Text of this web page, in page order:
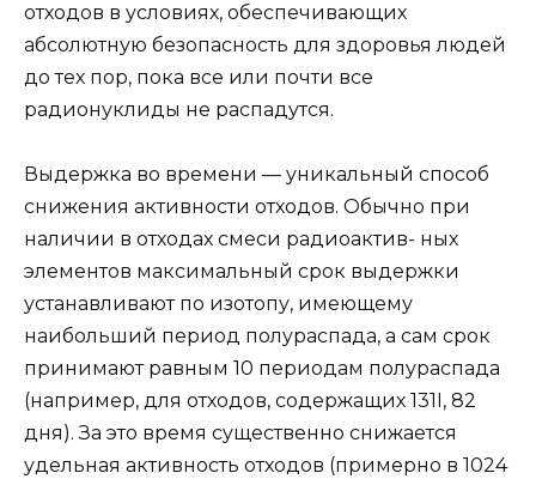
отходов в условиях, обеспечивающих
абсолютную безопасность для здоровья людей
до тех пор, пока все или почти все
радионуклиды не распадутся.
Выдержка во времени — уникальный способ
снижения активности отходов. Обычно при
наличии в отходах смеси радиоактив- ных
элементов максимальный срок выдержки
устанавливают по изотопу, имеющему
наибольший период полураспада, а сам срок
принимают равным 10 периодам полураспада
(например, для отходов, содержащих 131I, 82
дня). За это время существенно снижается
удельная активность отходов (примерно в 1024